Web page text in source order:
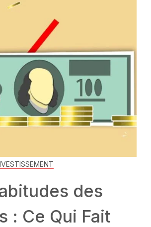
des
: Ce Qui Fait